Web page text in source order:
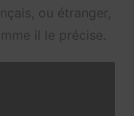
ou étranger,
il le précise.